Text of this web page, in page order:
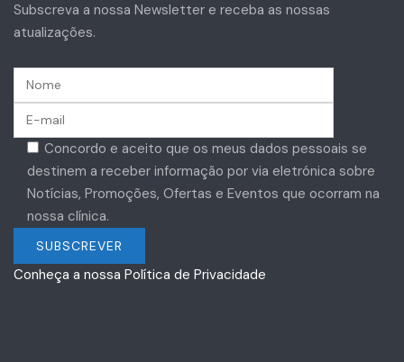
Subscreva a nossa Newsletter e receba as nossas
atualizações.
Concordo e aceito que os meus dados pessoais se
destinem a receber informação por via eletrónica sobre
Notícias, Promoções, Ofertas e Eventos que ocorram na
nossa clínica.
Conheça a nossa Política de Privacidade